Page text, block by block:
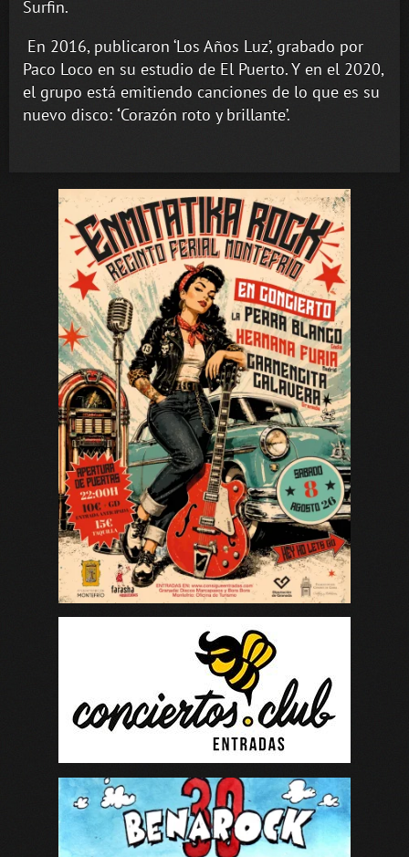
Surfin.
En 2016, publicaron ‘Los Años Luz’, grabado por
Paco Loco en su estudio de El Puerto. Y en el 2020,
el grupo está emitiendo canciones de lo que es su
nuevo disco: ‘Corazón roto y brillante’.